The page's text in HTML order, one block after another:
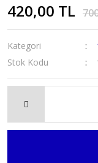
420,00 TL
Kategori
Stok Kodu